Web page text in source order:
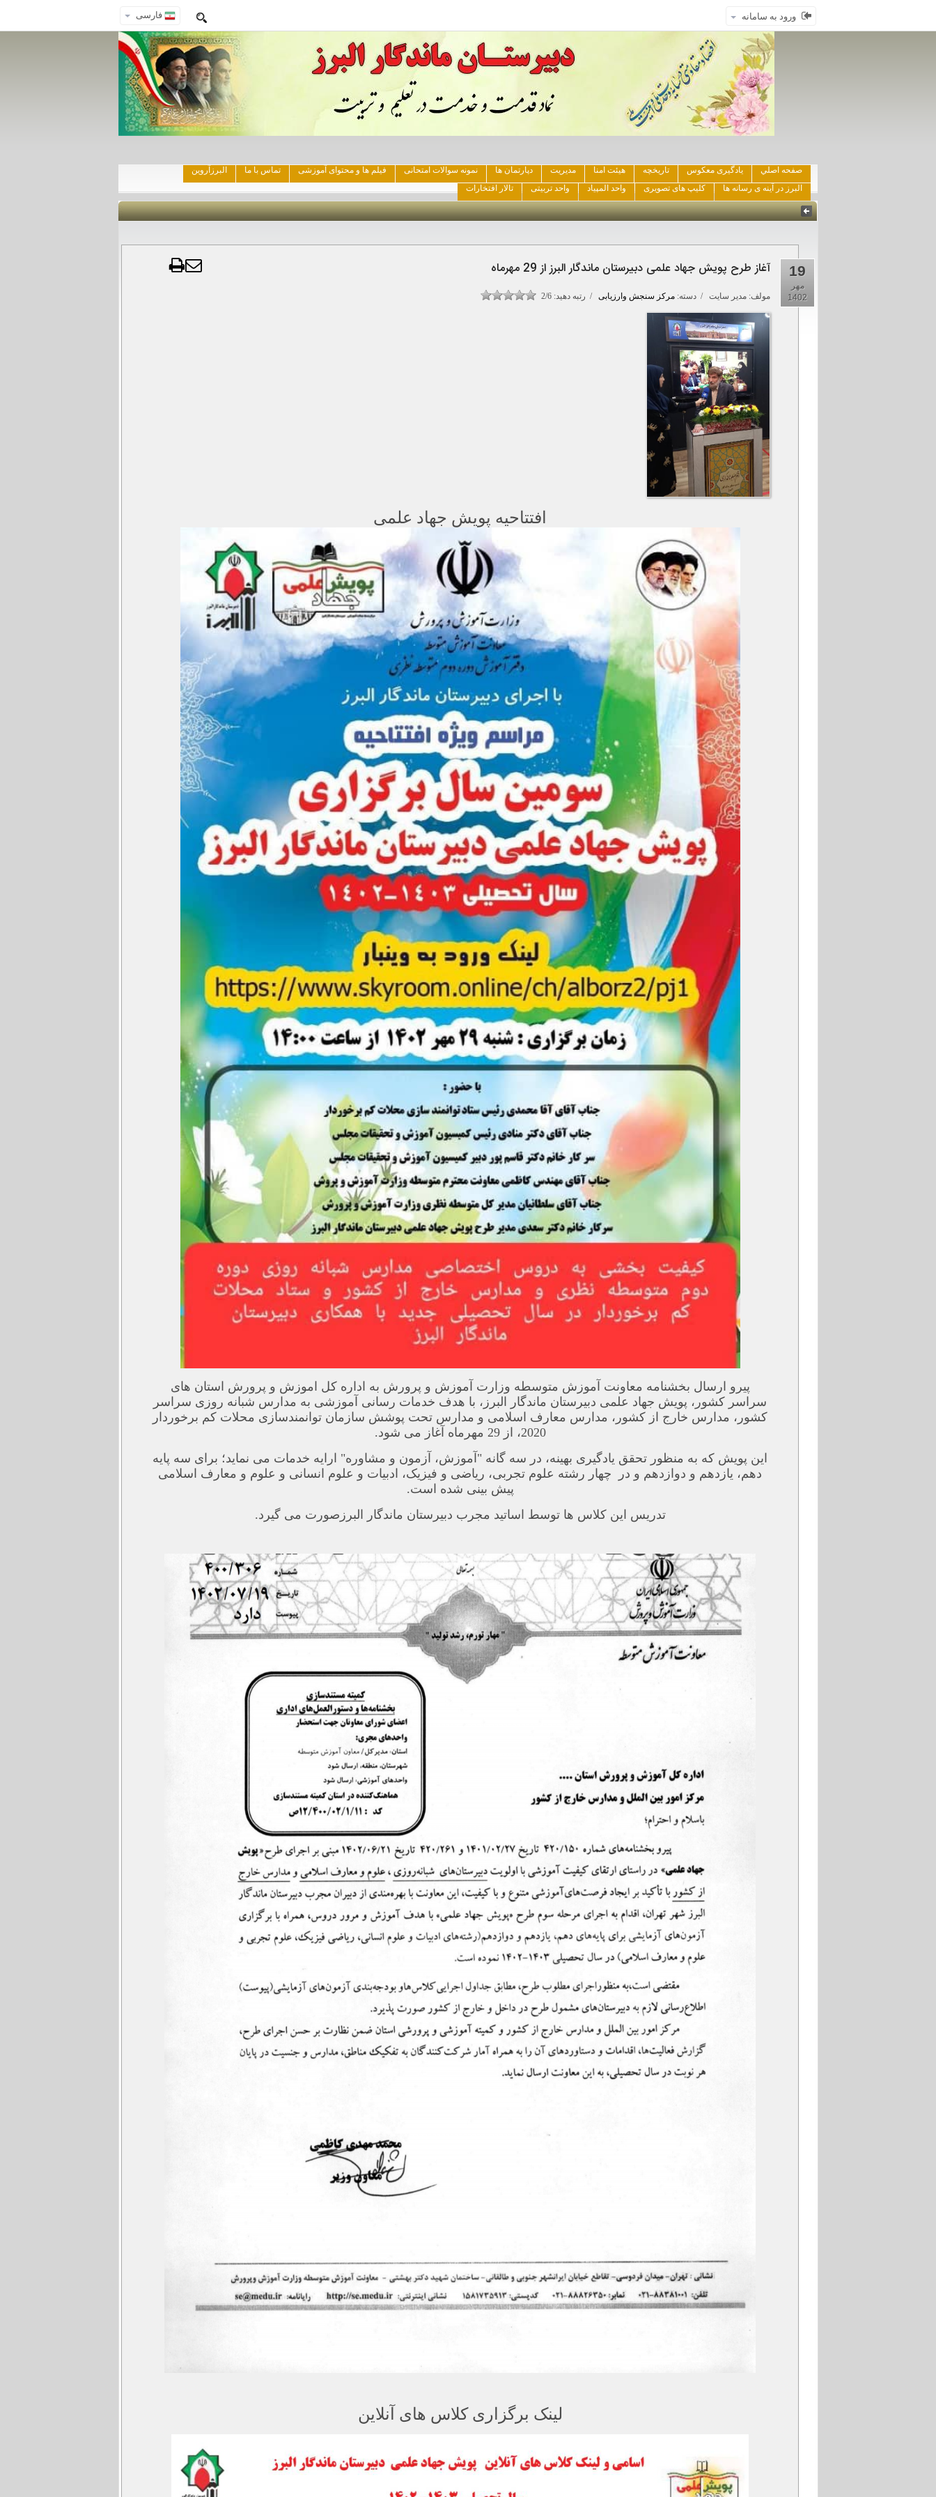
فارسی ورود به سامانه
صفحه اصلي یادگیری معکوس تاریخچه هیئت امنا مدیریت دپارتمان ها نمونه سوالات امتحانی فیلم ها و محتوای آموزشی تماس با ما
البرزآروین
البرز در آینه ی رسانه ها
کلیپ های تصویری واحد المپیاد واحد تربیتی تالار افتخارات
19
مهر
1402
آغاز طرح پویش جهاد علمی دبیرستان ماندگار البرز از 29 مهرماه
مولف: مدیر سایت / دسته: مرکز سنجش وارزیابی / رتبه دهید: 2/6
افتتاحیه پویش جهاد علمی
پیرو ارسال بخشنامه معاونت آموزش متوسطه وزارت آموزش و پرورش به اداره کل اموزش و پرورش استان های
سراسر کشور، پویش جهاد علمی دبیرستان ماندگار البرز، با هدف خدمات رسانی آموزشی به مدارس شبانه روزی سراسر
کشور، مدارس خارج از کشور، مدارس معارف اسلامی و مدارس تحت پوشش سازمان توانمندسازی محلات کم برخوردار
2020، از 29 مهرماه آغاز می شود.
این پویش که به منظور تحقق یادگیری بهینه، در سه گانه "آموزش، آزمون و مشاوره" ارایه خدمات می نماید؛ برای سه پایه
دهم، یازدهم و دوازدهم و در چهار رشته علوم تجربی، ریاضی و فیزیک، ادبیات و علوم انسانی و علوم و معارف اسلامی
پیش بینی شده است.
تدریس این کلاس ها توسط اساتید مجرب دبیرستان ماندگار البرزصورت می گیرد.
لینک برگزاری کلاس های آنلاین